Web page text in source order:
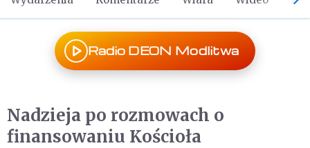
Radio DEON Modlitwa
Nadzieja po rozmowach o
finansowaniu Kościoła